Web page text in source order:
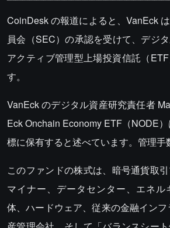
CoinDesk の報道によると、VanEck
員会（SEC）の承認を受けて、デジ
アクティブ管理型上場投資信託（
す。
VanEck のデジタル資産研究責任者
Eck Onchain Economy ETF（NODE
標に保有すると述べています。管理手
このファンドの株式は、暗号通貨取引
マイナー、データセンター、エネ
体、ハードウェア、従来の金融イン